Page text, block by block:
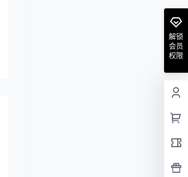
解锁
会员
权限